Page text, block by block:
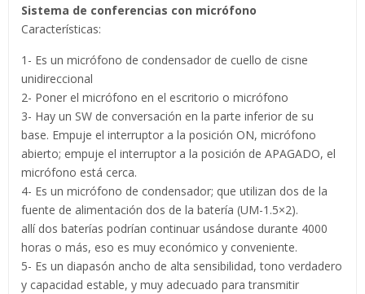
Sistema de conferencias con micrófono
Características:
1- Es un micrófono de condensador de cuello de cisne
unidireccional
2- Poner el micrófono en el escritorio o micrófono
3- Hay un SW de conversación en la parte inferior de su
base. Empuje el interruptor a la posición ON, micrófono
abierto; empuje el interruptor a la posición de APAGADO, el
micrófono está cerca.
4- Es un micrófono de condensador; que utilizan dos de la
fuente de alimentación dos de la batería (UM-1.5×2).
allí dos baterías podrían continuar usándose durante 4000
horas o más, eso es muy económico y conveniente.
5- Es un diapasón ancho de alta sensibilidad, tono verdadero
y capacidad estable, y muy adecuado para transmitir